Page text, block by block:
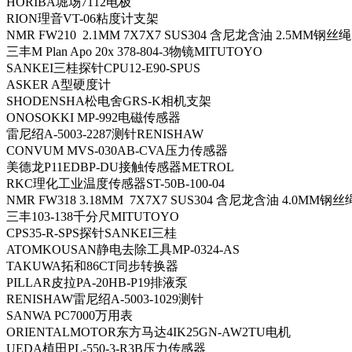
RION理音VT-06粘度计支架
NMR FW210 2.1MM 7X7X7 SUS304 含尼龙含油 2.5MM钢丝绳
三丰M Plan Apo 20x 378-804-3物镜MITUTOYO
SANKEI三桂探针CPU12-E90-SPUS
ASKER A型硬度计
SHODENSHA松电舍GRS-K相机支架
ONOSOKKI MP-992电磁传感器
雷尼绍A-5003-2287测针RENISHAW
CONVUM MVS-030AB-CVA压力传感器
美德龙P11EDBP-DU接触传感器METROL
RKC理化工业温度传感器ST-50B-100-04
NMR FW318 3.18MM 7X7X7 SUS304 含尼龙含油 4.0MM钢丝
三丰103-138千分尺MITUTOYO
CPS35-R-SPS探针SANKEI三桂
ATOMKOUSAN静电去除工具MP-0324-AS
TAKUWA拓和86CT同步转换器
PILLAR皮拉PA-20HB-P19排液泵
RENISHAW雷尼绍A-5003-1029测针
SANWA PC7000万用表
ORIENTALMOTOR东方马达4IK25GN-AW2TU电机
UEDA植田PL-550-3-R3B压力传感器